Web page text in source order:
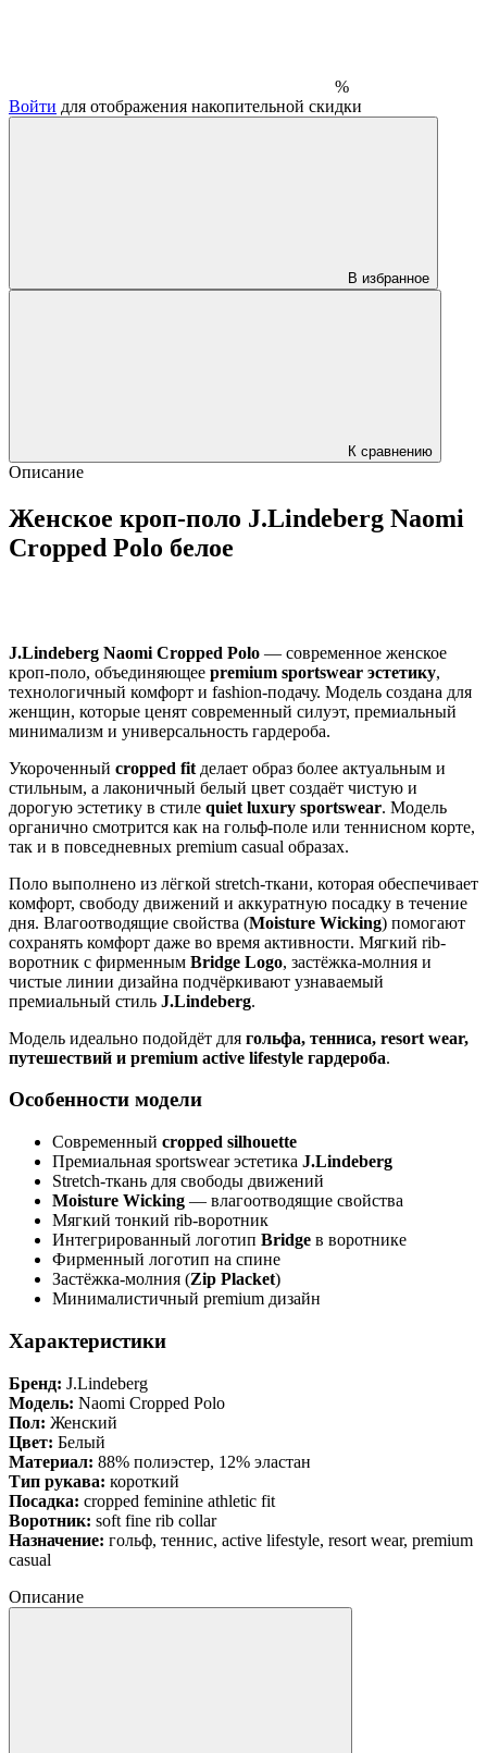
%
Войти для отображения накопительной скидки
В избранное
К сравнению
Описание
Женское кроп-поло J.Lindeberg Naomi
Cropped Polo белое
J.Lindeberg Naomi Cropped Polo — современное женское
кроп-поло, объединяющее premium sportswear эстетику,
технологичный комфорт и fashion-подачу. Модель создана для
женщин, которые ценят современный силуэт, премиальный
минимализм и универсальность гардероба.
Укороченный cropped fit делает образ более актуальным и
стильным, а лаконичный белый цвет создаёт чистую и
дорогую эстетику в стиле quiet luxury sportswear. Модель
органично смотрится как на гольф-поле или теннисном корте,
так и в повседневных premium casual образах.
Поло выполнено из лёгкой stretch-ткани, которая обеспечивает
комфорт, свободу движений и аккуратную посадку в течение
дня. Влагоотводящие свойства (Moisture Wicking) помогают
сохранять комфорт даже во время активности. Мягкий rib-
воротник с фирменным Bridge Logo, застёжка-молния и
чистые линии дизайна подчёркивают узнаваемый
премиальный стиль J.Lindeberg.
Модель идеально подойдёт для гольфа, тенниса, resort wear,
путешествий и premium active lifestyle гардероба.
Особенности модели
Современный cropped silhouette
Премиальная sportswear эстетика J.Lindeberg
Stretch-ткань для свободы движений
Moisture Wicking — влагоотводящие свойства
Мягкий тонкий rib-воротник
Интегрированный логотип Bridge в воротнике
Фирменный логотип на спине
Застёжка-молния (Zip Placket)
Минималистичный premium дизайн
Характеристики
Бренд: J.Lindeberg
Модель: Naomi Cropped Polo
Пол: Женский
Цвет: Белый
Материал: 88% полиэстер, 12% эластан
Тип рукава: короткий
Посадка: cropped feminine athletic fit
Воротник: soft fine rib collar
Назначение: гольф, теннис, active lifestyle, resort wear, premium
casual
Описание